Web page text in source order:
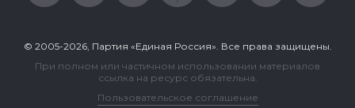
© 2005-2026, Партия «Единая Россия». Все права защищены.
При полном или частичном использовании материалов
ссылка на ресурс обязательна.
Пользовательское соглашение